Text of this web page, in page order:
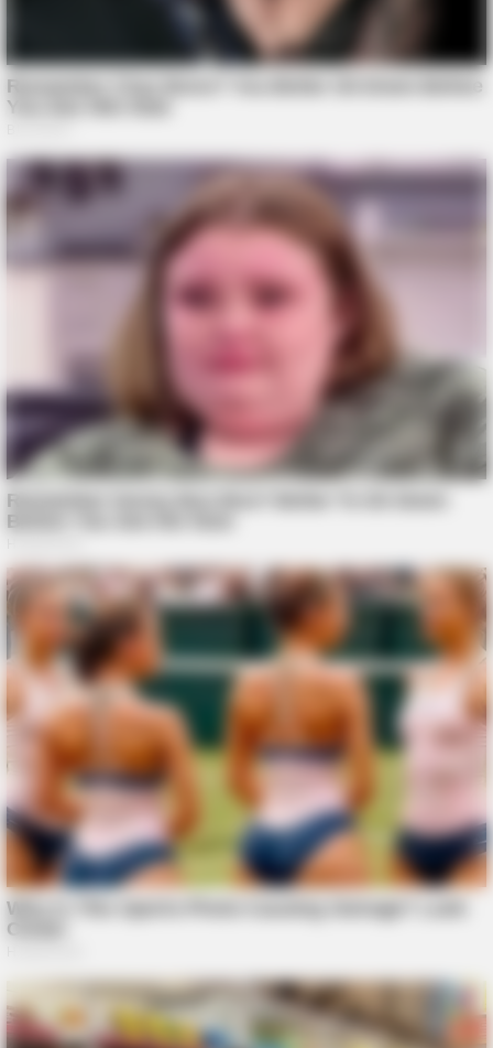
Zmysłowy taniec który przyciąga spojrzenia wszystkich
CVS Hides This $1 Generic Viagra - Here's The Aisle It's
Really In.
BUZZDAY
What This Snake Does—Experts Say You Can't Unsee It
BUZZDAY
He Was Just A Step Away From Death: Makes You Cry And